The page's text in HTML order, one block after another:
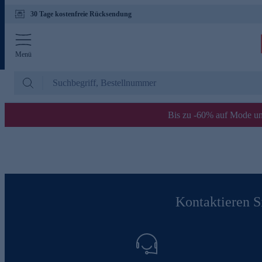
30 Tage kostenfreie Rücksendung
Menü
Bis zu -60% auf Mode
Kontaktieren